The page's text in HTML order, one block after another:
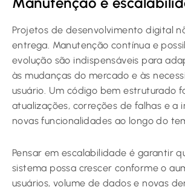
Projetos de desenvolvimento digital
entrega. Manutenção contínua e
evolução são indispensáveis para
às mudanças do mercado e às
usuário. Um código bem estruturado
atualizações, correções de falhas e a
novas funcionalidades ao longo do
Pensar em escalabilidade é garantir
sistema possa crescer conforme o
usuários, volume de dados e novas